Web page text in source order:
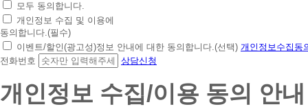
초
간
편
상
담
청
모두 동의합니다.
개인정보 수집 및 이용에
동의합니다.(필수)
이벤트/할인(광고성)정보 안내에 대한 동의합니다.(선택) 개인정보수집동
전화번호
상담신청
개인정보 수집/이용 동의 안내